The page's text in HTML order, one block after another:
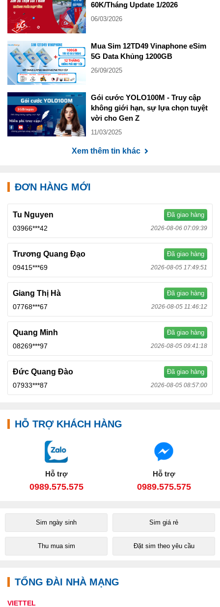
60K/Tháng Update 1/2026
06/03/2026
Mua Sim 12TD49 Vinaphone eSim
5G Data Khủng 1200GB
26/09/2025
Gói cước YOLO100M - Truy cập
không giới hạn, sự lựa chọn tuyệt
vời cho Gen Z
11/03/2025
Xem thêm tin khác
ĐƠN HÀNG MỚI
Tu Nguyen Đã giao hàng
03966***42 2026-08-06 07:09:39
Trương Quang Đạo Đã giao hàng
09415***69 2026-08-05 17:49:51
Giang Thị Hà Đã giao hàng
07768***67 2026-08-05 11:46:12
Quang Minh Đã giao hàng
08269***97 2026-08-05 09:41:18
Đức Quang Đào Đã giao hàng
07933***87 2026-08-05 08:57:00
HỖ TRỢ KHÁCH HÀNG
Hỗ trợ
0989.575.575
Hỗ trợ
0989.575.575
Sim ngày sinh Sim giá rẻ
Thu mua sim Đặt sim theo yêu cầu
TỔNG ĐÀI NHÀ MẠNG
VIETTEL